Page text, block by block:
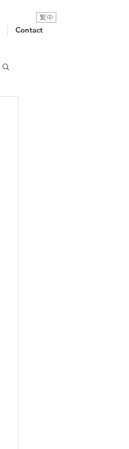
Contact
繁中